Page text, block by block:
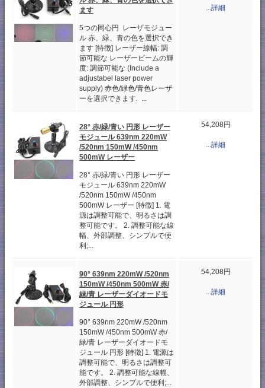
ます
5つの同心円 レーザモジュー
ル 赤、緑、青の色を選択でき
ます [特徴] レーザー線幅: 調
節可能な レーザービームの輝
度: 調節可能な (Include a
adjustabel laser power
supply) 赤色/緑色/青色レーザ
ーを選択できます. ...
...詳細
28° 赤/緑/青い 円形 レーザー
モジュール 639nm 220mW
/520nm 150mW /450nm
500mW レーザー
28° 赤/緑/青い 円形 レーザー
モジュール 639nm 220mW
/520nm 150mW /450nm
500mW レーザー [特徴] 1. 電
源は調整可能で、明るさは調
整可能です。 2. 調整可能な線
幅、外部調整、シンプルで便
利;...
54,208円
...詳細
90° 639nm 220mW /520nm
150mW /450nm 500mW 赤/
緑/青 レーザーダイオードモ
ジュール 円形
90° 639nm 220mW /520nm
150mW /450nm 500mW 赤/
緑/青 レーザーダイオードモ
ジュール 円形 [特徴] 1. 電源は
調整可能で、明るさは調整可
能です。 2. 調整可能な線幅、
外部調整、シンプルで便利;...
54,208円
...詳細